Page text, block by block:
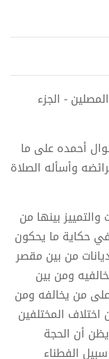
- الجزء
أحمده على ما
وأسأله الصلاة
والتمييز بينها من
حكاية ما يحكون
من بين مقصر
ومن بين
من يخالفه ومن
المختلفين
أن الحجة
الفطناء